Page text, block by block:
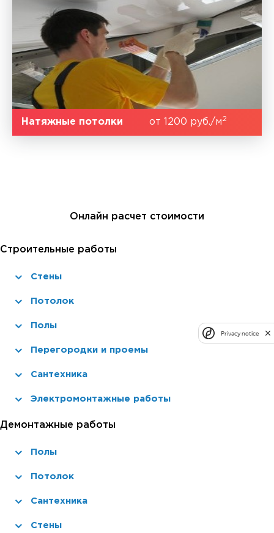
Натяжные потолки от 1200 руб./м2
Онлайн расчет стоимости
Строительные работы
Стены
Потолок
Полы
Перегородки и проемы
Сантехника
Электромонтажные работы
Демонтажные работы
Полы
Потолок
Сантехника
Стены
Privacy notice